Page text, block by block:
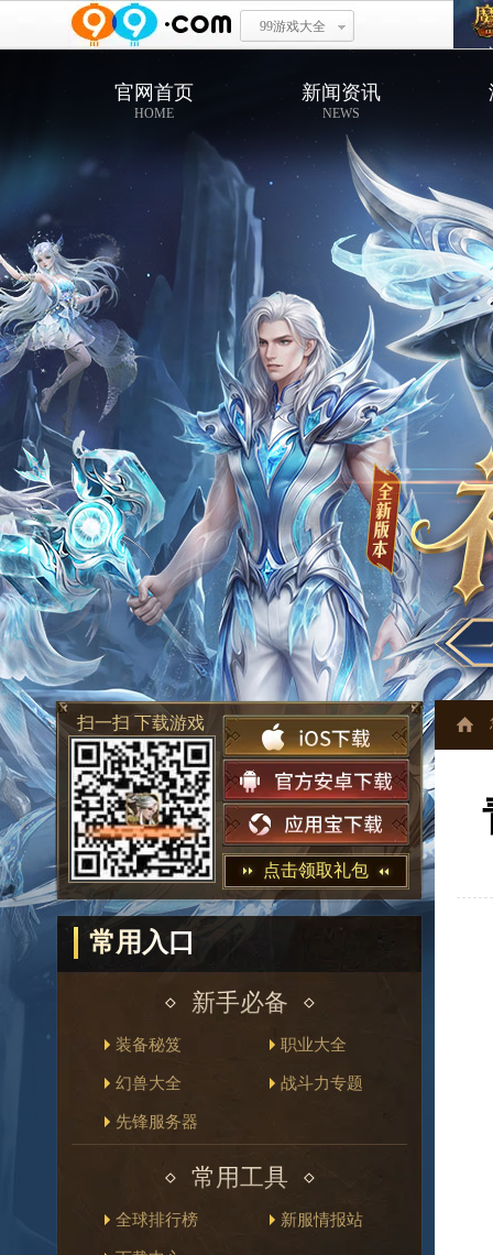
99游戏大全
官网首页
HOME
新闻资讯
NEWS
扫一扫 下载游戏
点击领取礼包
常用入口
新手必备
装备秘笈 职业大全
幻兽大全 战斗力专题
先锋服务器
常用工具
全球排行榜 新服情报站